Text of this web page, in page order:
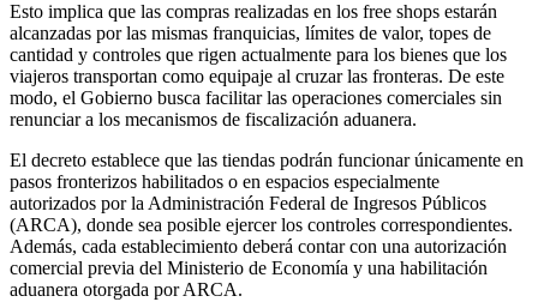
Esto implica que las compras realizadas en los free shops estarán
alcanzadas por las mismas franquicias, límites de valor, topes de
cantidad y controles que rigen actualmente para los bienes que los
viajeros transportan como equipaje al cruzar las fronteras. De este
modo, el Gobierno busca facilitar las operaciones comerciales sin
renunciar a los mecanismos de fiscalización aduanera.
El decreto establece que las tiendas podrán funcionar únicamente en
pasos fronterizos habilitados o en espacios especialmente
autorizados por la Administración Federal de Ingresos Públicos
(ARCA), donde sea posible ejercer los controles correspondientes.
Además, cada establecimiento deberá contar con una autorización
comercial previa del Ministerio de Economía y una habilitación
aduanera otorgada por ARCA.